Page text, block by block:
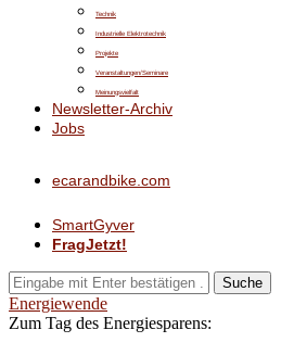
Technik
Industrielle Elektrotechnik
Projekte
Veranstaltungen/Seminare
Meinungsvielfalt
Newsletter-Archiv
Jobs
ecarandbike.com
SmartGyver
FragJetzt!
Suche
Energiewende
Zum Tag des Energiesparens: